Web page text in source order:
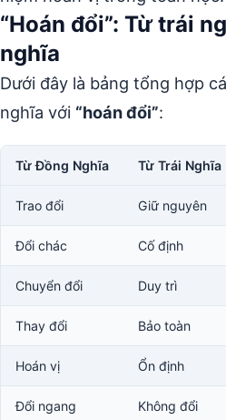
“Hoán đổi”: Từ trái
nghĩa
Dưới đây là bảng tổng hợp
nghĩa với “hoán đổi”:
Từ Đồng Nghĩa Từ Trái Nghĩa
Trao đổi Giữ nguyên
Đổi chác Cố định
Chuyển đổi Duy trì
Thay đổi Bảo toàn
Hoán vị Ổn định
Đổi ngang Không đổi